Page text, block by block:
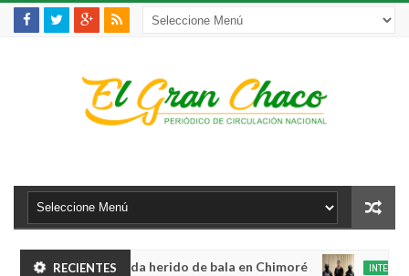
RECIENTES
robo y queda herido de bala en Chimoré INTERNACIONAL